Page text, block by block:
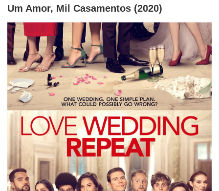
Um Amor, Mil Casamentos (2020)